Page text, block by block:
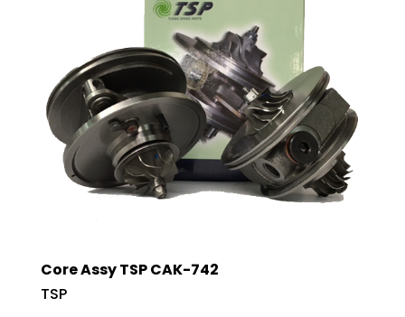
Core Assy TSP CAK-742
TSP